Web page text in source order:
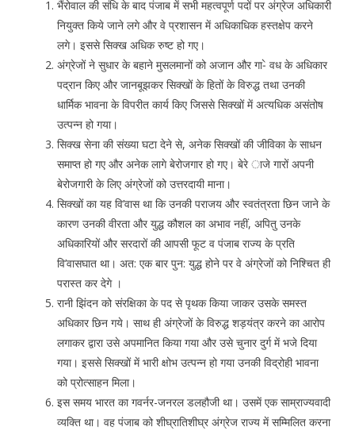
भैंरोवाल की संधि के बाद पंजाब में सभी महत्वपूर्ण पदों पर अंग्रेज अधिकारी
नियुक्त किये जाने लगे और वे प्रशासन में अधिकाधिक हस्तक्षेप करने
लगे। इससे सिक्ख अधिक रुष्ट हो गए।
अंग्रेजों ने सुधार के बहाने मुसलमानों को अजान और गा-े वध के अधिकार
पद्रान किए और जानबूझकर सिक्खों के हितों के विरुद्ध तथा उनकी
धार्मिक भावना के विपरीत कार्य किए जिससे सिक्खों में अत्यधिक असंतोष
उत्पन्न हो गया।
सिक्ख सेना की संख्या घटा देने से, अनेक सिक्खों की जीविका के साधन
समाप्त हो गए और अनेक लागे बेरोजगार हो गए। बेरे ाजे गारों अपनी
बेरोजगारी के लिए अंग्रेजों को उत्तरदायी माना।
सिक्खों का यह वि’वास था कि उनकी पराजय और स्वतंत्रता छिन जाने के
कारण उनकी वीरता और युद्ध कौशल का अभाव नहीं, अपितु उनके
अधिकारियों और सरदारों की आपसी फूट व पंजाब राज्य के प्रति
वि’वासघात था। अत: एक बार पुन: युद्ध होने पर वे अंग्रेजों को निश्चित ही
परास्त कर देगे ।
रानी झिंदन को संरक्षिका के पद से पृथक किया जाकर उसके समस्त
अधिकार छिन गये। साथ ही अंग्रेजों के विरुद्ध शड़यंत्र करने का आरोप
लगाकर द्वारा उसे अपमानित किया गया और उसे चुनार दुर्ग में भजे दिया
गया। इससे सिक्खों में भारी क्षोभ उत्पन्न हो गया उनकी विद्रोही भावना
को प्रोत्साहन मिला।
इस समय भारत का गवर्नर-जनरल डलहौजी था। उसमें एक साम्राज्यवादी
व्यक्ति था। वह पंजाब को शीघ्रातिशीघ्र अंग्रेज राज्य में सम्मिलित करना